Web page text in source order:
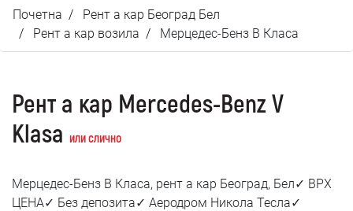
Цене
О нама
Најчешћа питања
Блог
Почетна
Рент а кар Београд Бел
Рент а кар возила
Мерцедес-Бенз В Класа
Рент а кар Mercedes-Benz V
Klasa или слично
Мерцедес-Бенз В Класа, рент а кар Београд, Бел✓ ВРХ
ЦЕНА✓ Без депозита✓ Аеродром Никола Тесла✓